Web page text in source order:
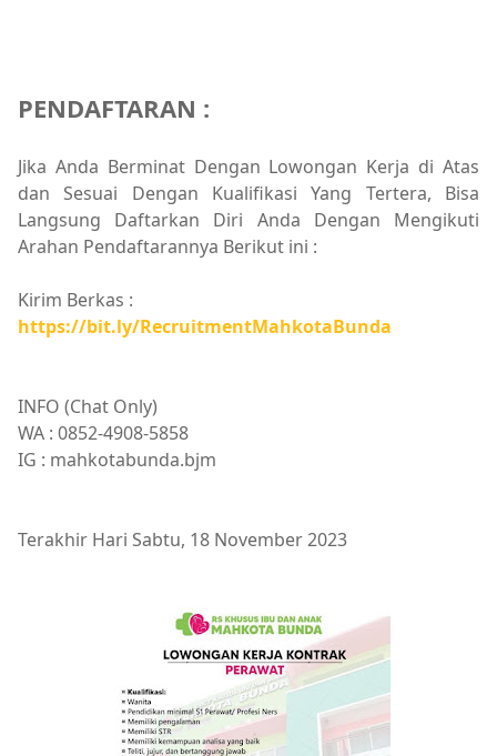
PENDAFTARAN :
Jika Anda Berminat Dengan Lowongan Kerja di Atas
dan Sesuai Dengan Kualifikasi Yang Tertera, Bisa
Langsung Daftarkan Diri Anda Dengan Mengikuti
Arahan Pendaftarannya Berikut ini :
Kirim Berkas :
https://bit.ly/RecruitmentMahkotaBunda
INFO (Chat Only)
WA : 0852-4908-5858
IG : mahkotabunda.bjm
Terakhir Hari Sabtu, 18 November 2023